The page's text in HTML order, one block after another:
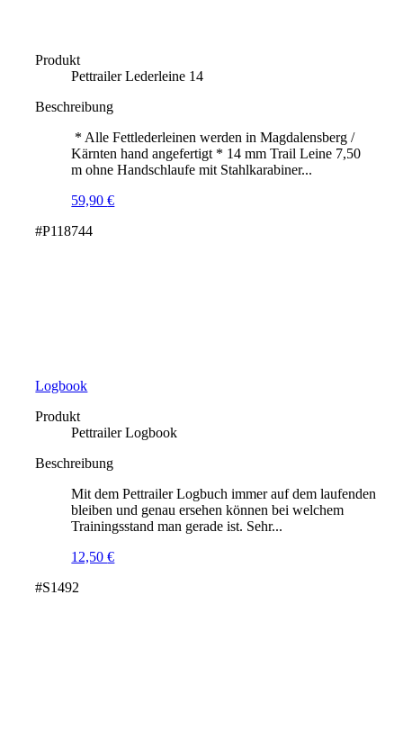
Produkt
Pettrailer Lederleine 14
Beschreibung
* Alle Fettlederleinen werden in Magdalensberg /
Kärnten hand angefertigt * 14 mm Trail Leine 7,50
m ohne Handschlaufe mit Stahlkarabiner...
59,90€
#P118744
Logbook
Produkt
Pettrailer Logbook
Beschreibung
Mit dem Pettrailer Logbuch immer auf dem laufenden
bleiben und genau ersehen können bei welchem
Trainingsstand man gerade ist. Sehr...
12,50€
#S1492